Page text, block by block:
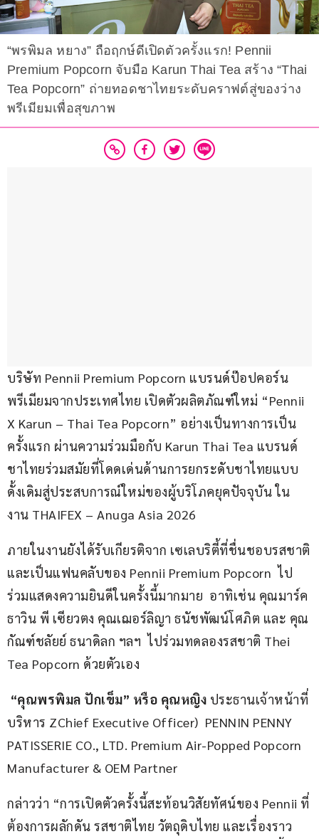
“พรพิมล หยาง” ถือฤกษ์ดีเปิดตัวครั้งแรก! Pennii
Premium Popcorn จับมือ Karun Thai Tea สร้าง “Thai
Tea Popcorn” ถ่ายทอดชาไทยระดับคราฟต์สู่ของว่าง
พรีเมียมเพื่อสุขภาพ
บริษัท Pennii Premium Popcorn แบรนด์ป๊อปคอร์น
พรีเมียมจากประเทศไทย เปิดตัวผลิตภัณฑ์ใหม่ “Pennii
X Karun – Thai Tea Popcorn” อย่างเป็นทางการเป็น
ครั้งแรก ผ่านความร่วมมือกับ Karun Thai Tea แบรนด์
ชาไทยร่วมสมัยที่โดดเด่นด้านการยกระดับชาไทยแบบ
ดั้งเดิมสู่ประสบการณ์ใหม่ของผู้บริโภคยุคปัจจุบัน ใน
งาน THAIFEX – Anuga Asia 2026
ภายในงานยังได้รับเกียรติจาก เซเลบริตี้ที่ชื่นชอบรสชาติ
และเป็นแฟนคลับของ Pennii Premium Popcorn  ไป
ร่วมแสดงความยินดีในครั้งนี้มากมาย  อาทิเช่น คุณมาร์ค
ธาวิน พี เซียวตง คุณเฌอร์ลิญา ธนัชพัฒน์โศภิต และ คุณ
กัณฑ์ชลัยย์ ธนาดิลก ฯลฯ  ไปร่วมทดลองรสชาติ Thei
Tea Popcorn ด้วยตัวเอง
“คุณพรพิมล ปักเข็ม” หรือ คุณหญิง ประธานเจ้าหน้าที่
บริหาร ZChief Executive Officer)  PENNIN PENNY
PATISSERIE CO., LTD. Premium Air-Popped Popcorn
Manufacturer & OEM Partner
กล่าวว่า “การเปิดตัวครั้งนี้สะท้อนวิสัยทัศน์ของ Pennii ที่
ต้องการผลักดัน รสชาติไทย วัตถุดิบไทย และเรื่องราว